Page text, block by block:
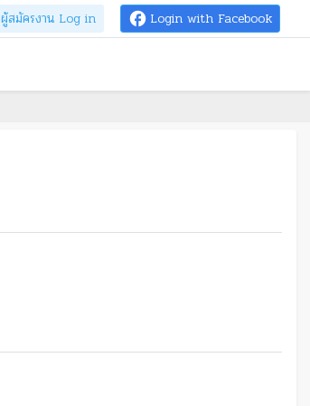
ผู้สมัครงาน Log in facebook Login with Facebook